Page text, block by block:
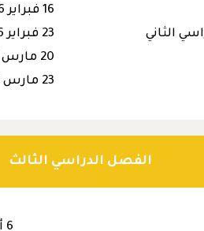
الثاني
16 فبراير 2026 – 20 فبراير 2026
23 فبراير 2026
20 مارس 2026
23 مارس 2026 – 3 أبريل 2026
الفصل الدراسي الثالث
6 أبريل 2026